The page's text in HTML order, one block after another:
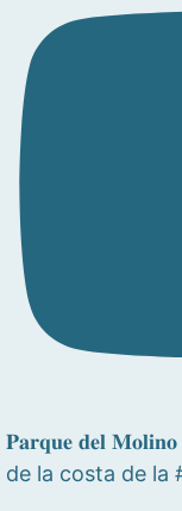
𝐏𝐚𝐫𝐪𝐮𝐞 𝐝𝐞𝐥
de la costa de la